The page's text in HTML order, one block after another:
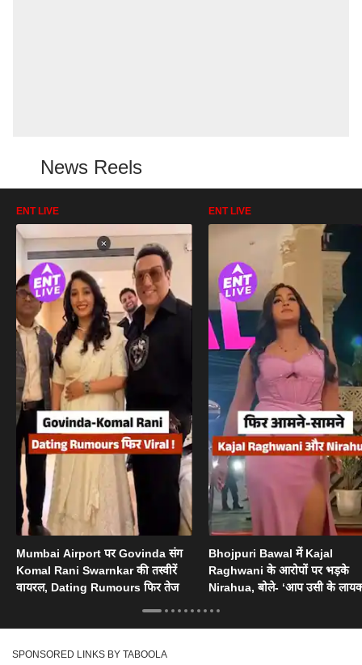
News Reels
ENT LIVE
Mumbai Airport पर Govinda संग
Komal Rani Swarnkar की तस्वीरें
वायरल, Dating Rumours फिर तेज
ENT LIVE
Bhojpuri Bawal में Kajal
Raghwani के आरोपों पर भड़के
Nirahua, बोले- ‘आप उसी के लायक
SPONSORED LINKS BY TABOOLA